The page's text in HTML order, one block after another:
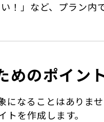
！」など、プラン内
めのポイン
なることはありま
トを作成します。